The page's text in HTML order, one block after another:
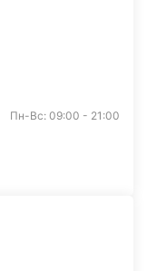
Пн-Вс: 09:00 - 21:00